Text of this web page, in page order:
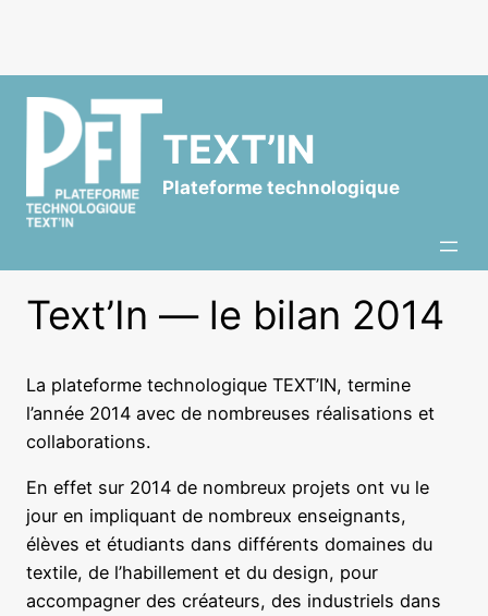
contenu
TEXT’IN
Plateforme technologique
Text’In — le bilan 2014
La plateforme technologique TEXT’IN, termine
l’année 2014 avec de nombreuses réalisations et
collaborations.
En effet sur 2014 de nombreux projets ont vu le
jour en impliquant de nombreux enseignants,
élèves et étudiants dans différents domaines du
textile, de l’habillement et du design, pour
accompagner des créateurs, des industriels dans